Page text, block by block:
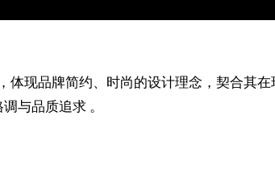
现品牌简约、时尚的设计理念，契合其
与品质追求 。